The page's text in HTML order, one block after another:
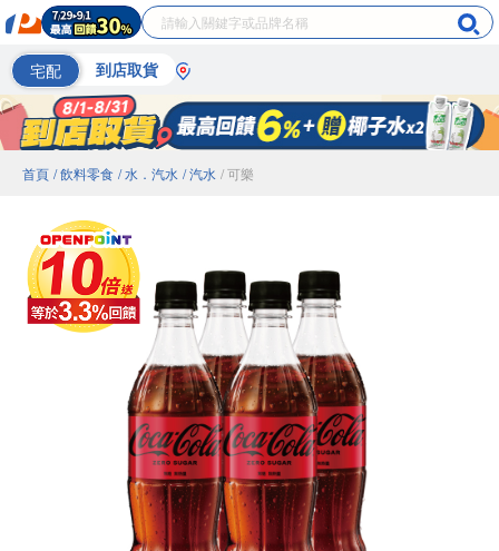
宅配 到店取貨
首頁 / 飲料零食 / 水．汽水 / 汽水 / 可樂